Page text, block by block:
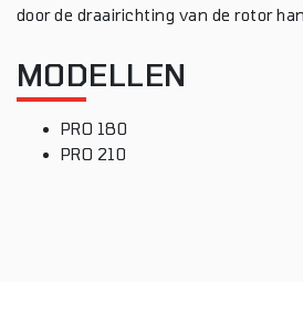
door de draairichting van de rotor
MODELLEN
PRO 180
PRO 210